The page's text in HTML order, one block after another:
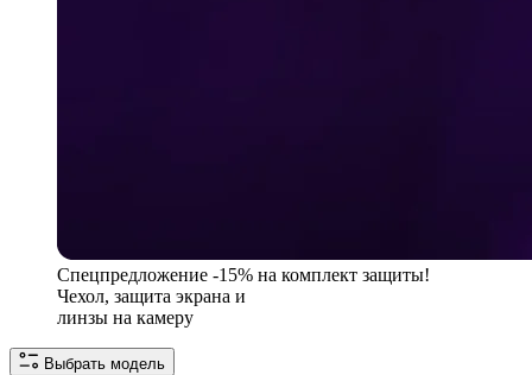
Спецпредложение -15% на комплект защиты!
Чехол, защита экрана и
линзы на камеру
Выбрать модель